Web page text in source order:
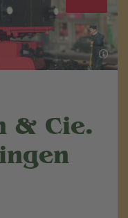
& Cie.